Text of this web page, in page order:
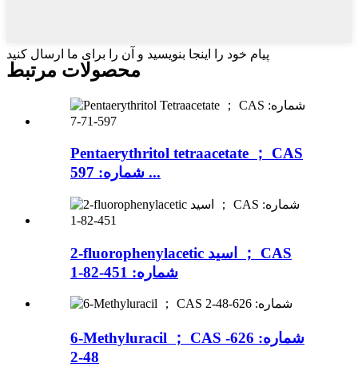
پیام خود را اینجا بنویسید و آن را برای ما ارسال کنید
محصولات مرتبط
Pentaerythritol tetraacetate ； CAS
شماره: 597 ...
2-fluorophenylacetic اسید ； CAS
شماره: 451-82-1
6-Methyluracil ； CAS شماره: 626-
48-2